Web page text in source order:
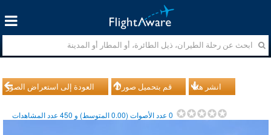
العودة إلى استعراض الصور قم بتحميل صورك انشر هذا
0عدد الأصوات (0.00المتوسط) و 450عدد المشاهدات